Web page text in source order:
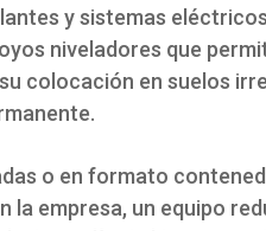
y sistemas
niveladores que
colocación en suelos
o en formato
la empresa, un equipo